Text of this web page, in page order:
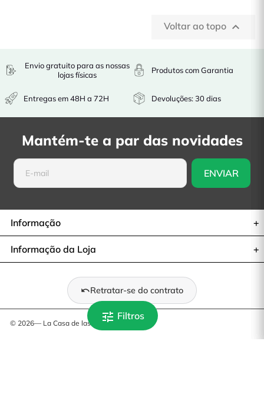
tune Filtros
Voltar ao topo 
Envio gratuito para as nossas
lojas físicas
Entregas em 48H a 72H
Produtos com Garantia
Devoluções: 30 dias
Mantém-te a par das novidades
Informação
Informação da Loja
Retratar-se do contrato
© 2026— La Casa de las Carcasas